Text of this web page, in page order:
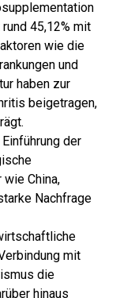
45,12% mit
wie die
und
haben zur
beigetragen,
der
China,
Nachfrage
mit
die
hinaus